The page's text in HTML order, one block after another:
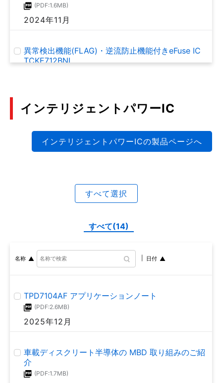
(PDF:1.6MB)
2024年11月
異常検出機能(FLAG)・逆流防止機能付きeFuse IC
TCKE712BNL
Thermoflagger™ (過熱監視IC) TCTH0シリーズと
(PDF:484KB)
2024年2月
Thermoflagger™ (過熱監視IC) TCTH0シリーズ
アプリケーションノート
コモンドレインタイプ N-ch MOSFETゲートドライ
バーICの基礎 (TCK42xGシリーズ)
オペアンプの信号ゲインとノイズゲイン
(PDF:1.2MB)
eFuseICと従来ヒューズの特性比較
インテリジェントパワーIC
インテリジェントパワーICの製品ページへ
すべて選択
すべて(14)
名称 日付
TPD7104AF アプリケーションノート
(PDF:2.6MB)
2025年12月
車載ディスクリート半導体の MBD 取り組みのご紹
介
(PDF:1.7MB)